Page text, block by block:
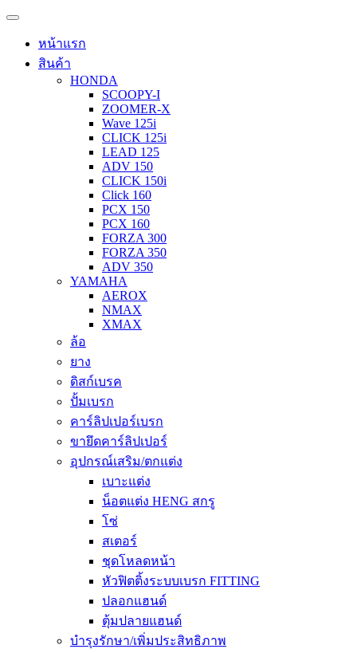
หน้าแรก
สินค้า
HONDA
SCOOPY-I
ZOOMER-X
Wave 125i
CLICK 125i
LEAD 125
ADV 150
CLICK 150i
Click 160
PCX 150
PCX 160
FORZA 300
FORZA 350
ADV 350
YAMAHA
AEROX
NMAX
XMAX
ล้อ
ยาง
ดิสก์เบรค
ปั้มเบรก
คาร์ลิปเปอร์เบรก
ขายึดคาร์ลิปเปอร์
อุปกรณ์เสริม/ตกแต่ง
เบาะแต่ง
น็อตแต่ง HENG สกรู
โซ่
สเตอร์
ชุดโหลดหน้า
หัวฟิตติ้งระบบเบรก FITTING
ปลอกแฮนด์
ตุ้มปลายแฮนด์
บำรุงรักษา/เพิ่มประสิทธิภาพ